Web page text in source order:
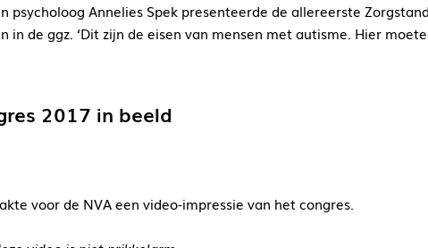
psycholoog Annelies Spek presenteerde de allereerste
in de ggz. ‘Dit zijn de eisen van mensen met autisme. Hier
2017 in beeld
voor de NVA een video-impressie van het congres.